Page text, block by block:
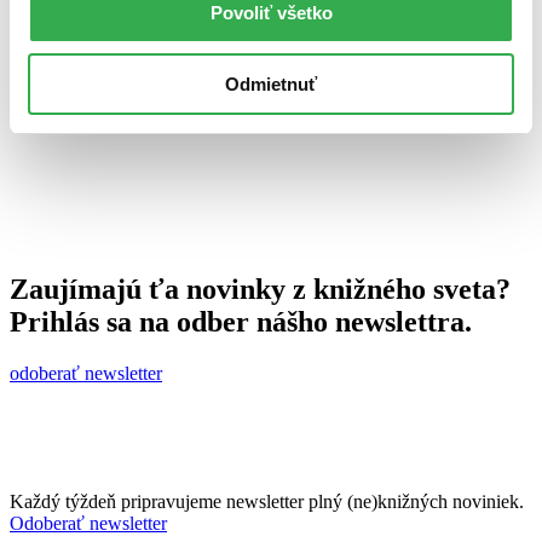
Povoliť všetko
Odmietnuť
27. mája 2011
Zaujímajú ťa novinky z knižného sveta?
Prihlás sa na odber nášho newslettra.
odoberať newsletter
Každý týždeň pripravujeme newsletter plný (ne)knižných noviniek.
Odoberať newsletter